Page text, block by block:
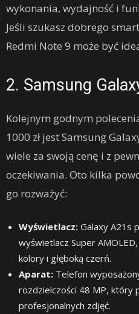
wykonania, wydajność i
Jeśli szukasz dobrego
Redmi Note 9 może być
2. Samsung
Kolejnym godnym
1000 zł jest Samsung
wiele za swoją cenę i z
oczekiwania. Oto kilka
go rozważyć:
Wyświetlacz: Galaxy A21s
wyświetlacz Super
kolory i głęboką czerń.
Aparat: Telefon
rozdzielczości 48 MP, który
profesjonalnych zdjęć.